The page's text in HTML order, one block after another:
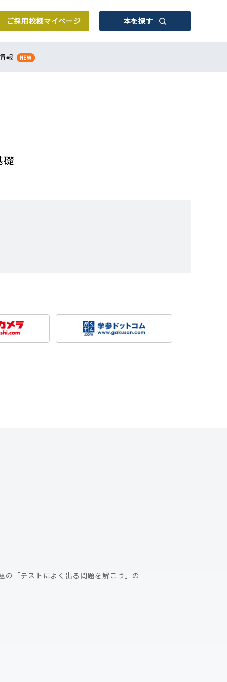
ご採用校様マイページ 本を探す
報 NEW
礎
「テストによく出る問題を解こう」の